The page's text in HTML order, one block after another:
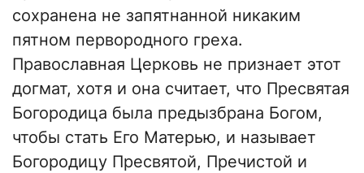
сохранена не запятнанной никаким
пятном первородного греха.
Православная Церковь не признает этот
догмат, хотя и она считает, что Пресвятая
Богородица была предызбрана Богом,
чтобы стать Его Матерью, и называет
Богородицу Пресвятой, Пречистой и